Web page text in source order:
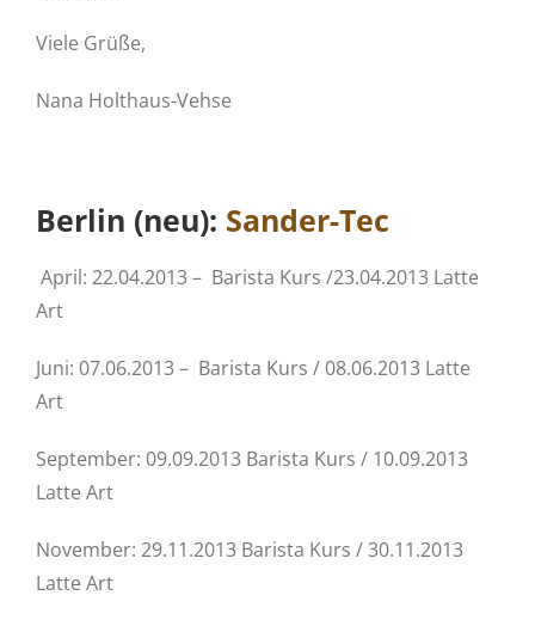
Viele Grüße,
Nana Holthaus-Vehse
Berlin (neu): Sander-Tec
April: 22.04.2013 – Barista Kurs /23.04.2013 Latte
Art
Juni: 07.06.2013 – Barista Kurs / 08.06.2013 Latte
Art
September: 09.09.2013 Barista Kurs / 10.09.2013
Latte Art
November: 29.11.2013 Barista Kurs / 30.11.2013
Latte Art